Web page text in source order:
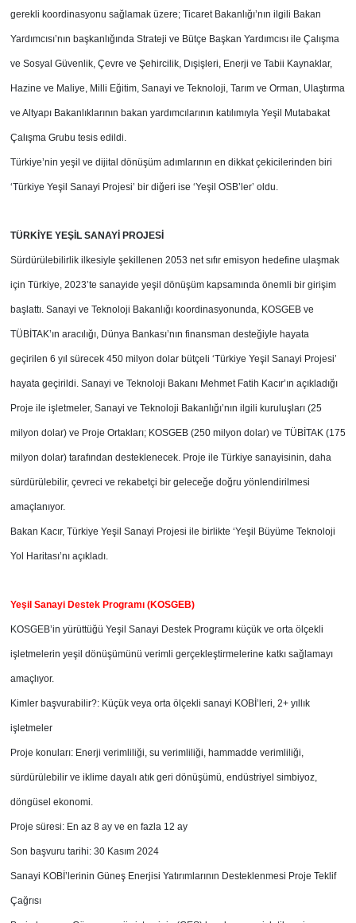
gerekli koordinasyonu sağlamak üzere; Ticaret Bakanlığı’nın ilgili Bakan
Yardımcısı’nın başkanlığında Strateji ve Bütçe Başkan Yardımcısı ile Çalışma
ve Sosyal Güvenlik, Çevre ve Şehircilik, Dışişleri, Enerji ve Tabii Kaynaklar,
Hazine ve Maliye, Milli Eğitim, Sanayi ve Teknoloji, Tarım ve Orman, Ulaştırma
ve Altyapı Bakanlıklarının bakan yardımcılarının katılımıyla Yeşil Mutabakat
Çalışma Grubu tesis edildi.
Türkiye’nin yeşil ve dijital dönüşüm adımlarının en dikkat çekicilerinden biri
‘Türkiye Yeşil Sanayi Projesi’ bir diğeri ise ‘Yeşil OSB’ler’ oldu.
TÜRKİYE YEŞİL SANAYİ PROJESİ
Sürdürülebilirlik ilkesiyle şekillenen 2053 net sıfır emisyon hedefine ulaşmak
için Türkiye, 2023’te sanayide yeşil dönüşüm kapsamında önemli bir girişim
başlattı. Sanayi ve Teknoloji Bakanlığı koordinasyonunda, KOSGEB ve
TÜBİTAK’ın aracılığı, Dünya Bankası’nın finansman desteğiyle hayata
geçirilen 6 yıl sürecek 450 milyon dolar bütçeli ‘Türkiye Yeşil Sanayi Projesi’
hayata geçirildi. Sanayi ve Teknoloji Bakanı Mehmet Fatih Kacır’ın açıkladığı
Proje ile işletmeler, Sanayi ve Teknoloji Bakanlığı’nın ilgili kuruluşları (25
milyon dolar) ve Proje Ortakları; KOSGEB (250 milyon dolar) ve TÜBİTAK (175
milyon dolar) tarafından desteklenecek. Proje ile Türkiye sanayisinin, daha
sürdürülebilir, çevreci ve rekabetçi bir geleceğe doğru yönlendirilmesi
amaçlanıyor.
Bakan Kacır, Türkiye Yeşil Sanayi Projesi ile birlikte ‘Yeşil Büyüme Teknoloji
Yol Haritası’nı açıkladı.
Yeşil Sanayi Destek Programı (KOSGEB)
KOSGEB’in yürüttüğü Yeşil Sanayi Destek Programı küçük ve orta ölçekli
işletmelerin yeşil dönüşümünü verimli gerçekleştirmelerine katkı sağlamayı
amaçlıyor.
Kimler başvurabilir?: Küçük veya orta ölçekli sanayi KOBİ’leri, 2+ yıllık
işletmeler
Proje konuları: Enerji verimliliği, su verimliliği, hammadde verimliliği,
sürdürülebilir ve iklime dayalı atık geri dönüşümü, endüstriyel simbiyoz,
döngüsel ekonomi.
Proje süresi: En az 8 ay ve en fazla 12 ay
Son başvuru tarihi: 30 Kasım 2024
Sanayi KOBİ’lerinin Güneş Enerjisi Yatırımlarının Desteklenmesi Proje Teklif
Çağrısı